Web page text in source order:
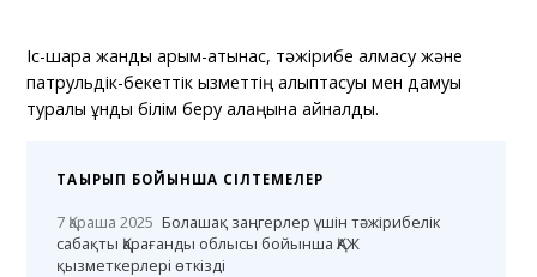
Іс-шара жанды қарым-қатынас, тәжірибе алмасу және
патрульдік-бекеттік қызметтің қалыптасуы мен дамуы
туралы құнды білім беру алаңына айналды.
ТАҚЫРЫП БОЙЫНША СІЛТЕМЕЛЕР
7 Қараша 2025 Болашақ заңгерлер үшін тәжірибелік
сабақты Қарағанды облысы бойынша ҚАЖ
қызметкерлері өткізді